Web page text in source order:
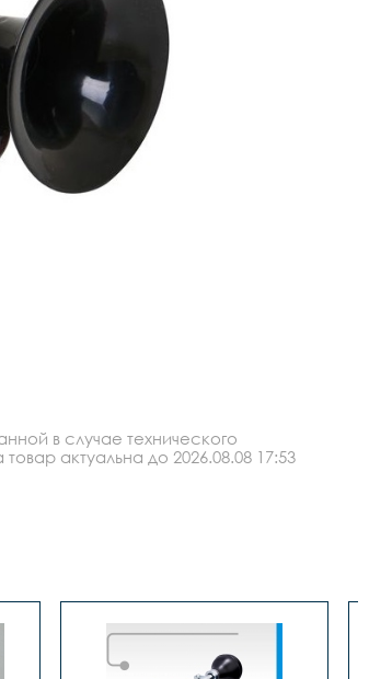
в случае технического
актуальна до 2026.08.08 17:53